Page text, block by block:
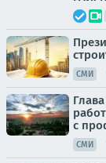
СМИ
с
СМИ